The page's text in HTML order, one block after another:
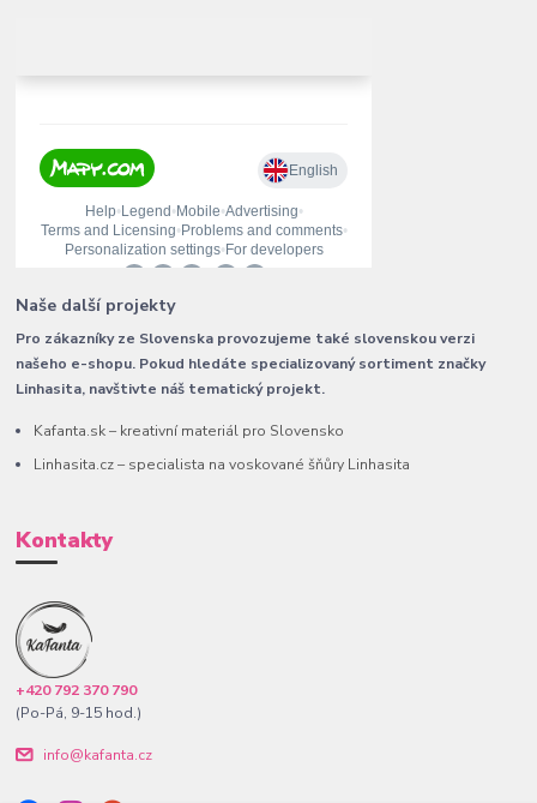
Naše další projekty
Pro zákazníky ze Slovenska provozujeme také slovenskou verzi
našeho e-shopu. Pokud hledáte specializovaný sortiment značky
Linhasita, navštivte náš tematický projekt.
Kafanta.sk – kreativní materiál pro Slovensko
Linhasita.cz – specialista na voskované šňůry Linhasita
Kontakty
+420 792 370 790
(Po-Pá, 9-15 hod.)
info@kafanta.cz